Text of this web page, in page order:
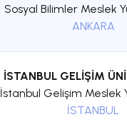
Sosyal Bilimler Meslek
ANKARA
İSTANBUL GELİŞİM
İstanbul Gelişim Meslek
İSTANBUL